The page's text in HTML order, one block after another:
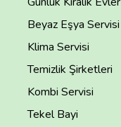
Beyaz Eşya Servisi
Klima Servisi
Temizlik Şirketleri
Kombi Servisi
Tekel Bayi